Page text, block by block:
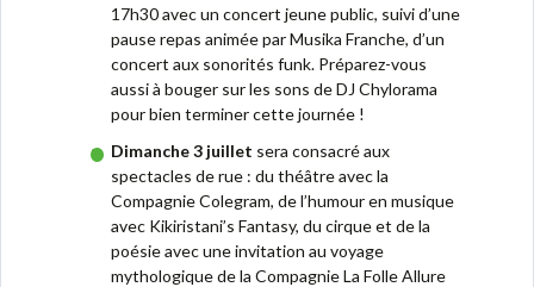
17h30 avec un concert jeune public, suivi d’une
pause repas animée par Musika Franche, d’un
concert aux sonorités funk. Préparez-vous
aussi à bouger sur les sons de DJ Chylorama
pour bien terminer cette journée !
Dimanche 3 juillet sera consacré aux
spectacles de rue : du théâtre avec la
Compagnie Colegram, de l’humour en musique
avec Kikiristani’s Fantasy, du cirque et de la
poésie avec une invitation au voyage
mythologique de la Compagnie La Folle Allure